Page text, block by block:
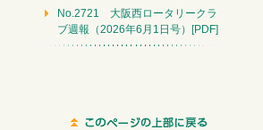
No.2721 大阪西ロータリークラ
ブ週報（2026年6月1日号）[PDF]